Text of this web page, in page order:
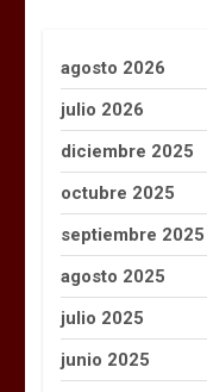
agosto 2026
julio 2026
diciembre 2025
octubre 2025
septiembre 2025
agosto 2025
julio 2025
junio 2025